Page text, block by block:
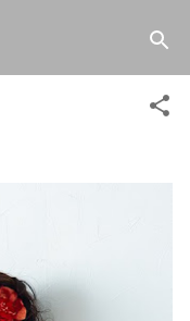
ツに移動